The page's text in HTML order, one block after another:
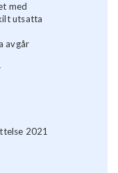
med
utsatta
avgår
2021